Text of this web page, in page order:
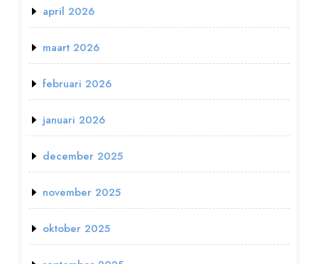
april 2026
maart 2026
februari 2026
januari 2026
december 2025
november 2025
oktober 2025